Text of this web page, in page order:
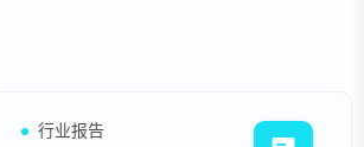
行业报告